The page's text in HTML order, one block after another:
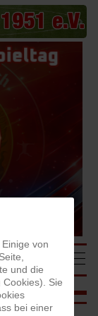
Off-
von
und die
Sie
bei einer